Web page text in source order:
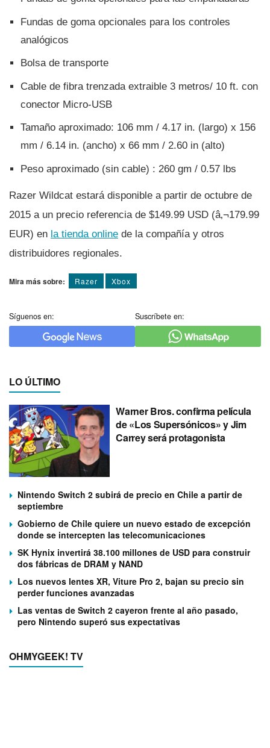
Fundas de goma opcionales para los controles
analógicos
Bolsa de transporte
Cable de fibra trenzada extraible 3 metros/ 10 ft. con
conector Micro-USB
Tamaño aproximado: 106 mm / 4.17 in. (largo) x 156
mm / 6.14 in. (ancho) x 66 mm / 2.60 in (alto)
Peso aproximado (sin cable) : 260 gm / 0.57 lbs
Razer Wildcat estará disponible a partir de octubre de
2015 a un precio referencia de $149.99 USD (â‚¬179.99
EUR) en la tienda online de la compañí­a y otros
distribuidores regionales.
Mira más sobre: Razer Xbox
Síguenos en: Suscríbete en:
LO ÚLTIMO
Warner Bros. confirma película
de «Los Supersónicos» y Jim
Carrey será protagonista
Nintendo Switch 2 subirá de precio en Chile a partir de
septiembre
Gobierno de Chile quiere un nuevo estado de excepción
donde se intercepten las telecomunicaciones
SK Hynix invertirá 38.100 millones de USD para construir
dos fábricas de DRAM y NAND
Los nuevos lentes XR, Viture Pro 2, bajan su precio sin
perder funciones avanzadas
Las ventas de Switch 2 cayeron frente al año pasado,
pero Nintendo superó sus expectativas
OHMYGEEK! TV